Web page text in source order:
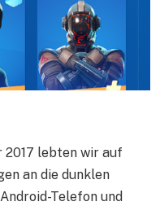
2017 lebten wir auf
an die dunklen
Telefon und